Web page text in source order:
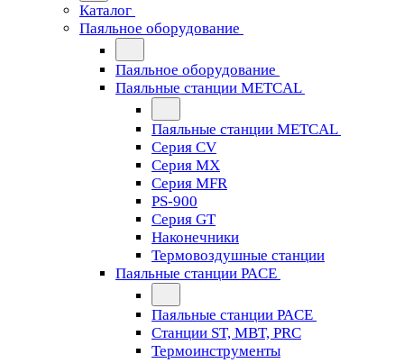
Каталог
Паяльное оборудование
Паяльное оборудование
Паяльные станции METCAL
Паяльные станции METCAL
Серия CV
Серия MX
Серия MFR
PS-900
Серия GT
Наконечники
Термовоздушные станции
Паяльные станции PACE
Паяльные станции PACE
Станции ST, MBT, PRC
Термоинструменты